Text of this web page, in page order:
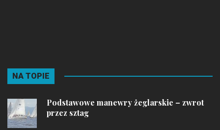
NA TOPIE
Podstawowe manewry żeglarskie – zwrot
przez sztag